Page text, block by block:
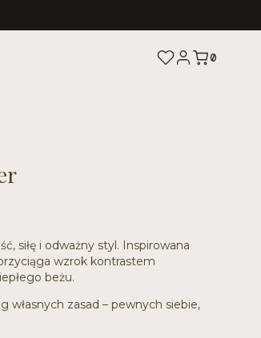
0
siłę i odważny styl. Inspirowana
wzrok kontrastem
beżu.
własnych zasad – pewnych siebie,